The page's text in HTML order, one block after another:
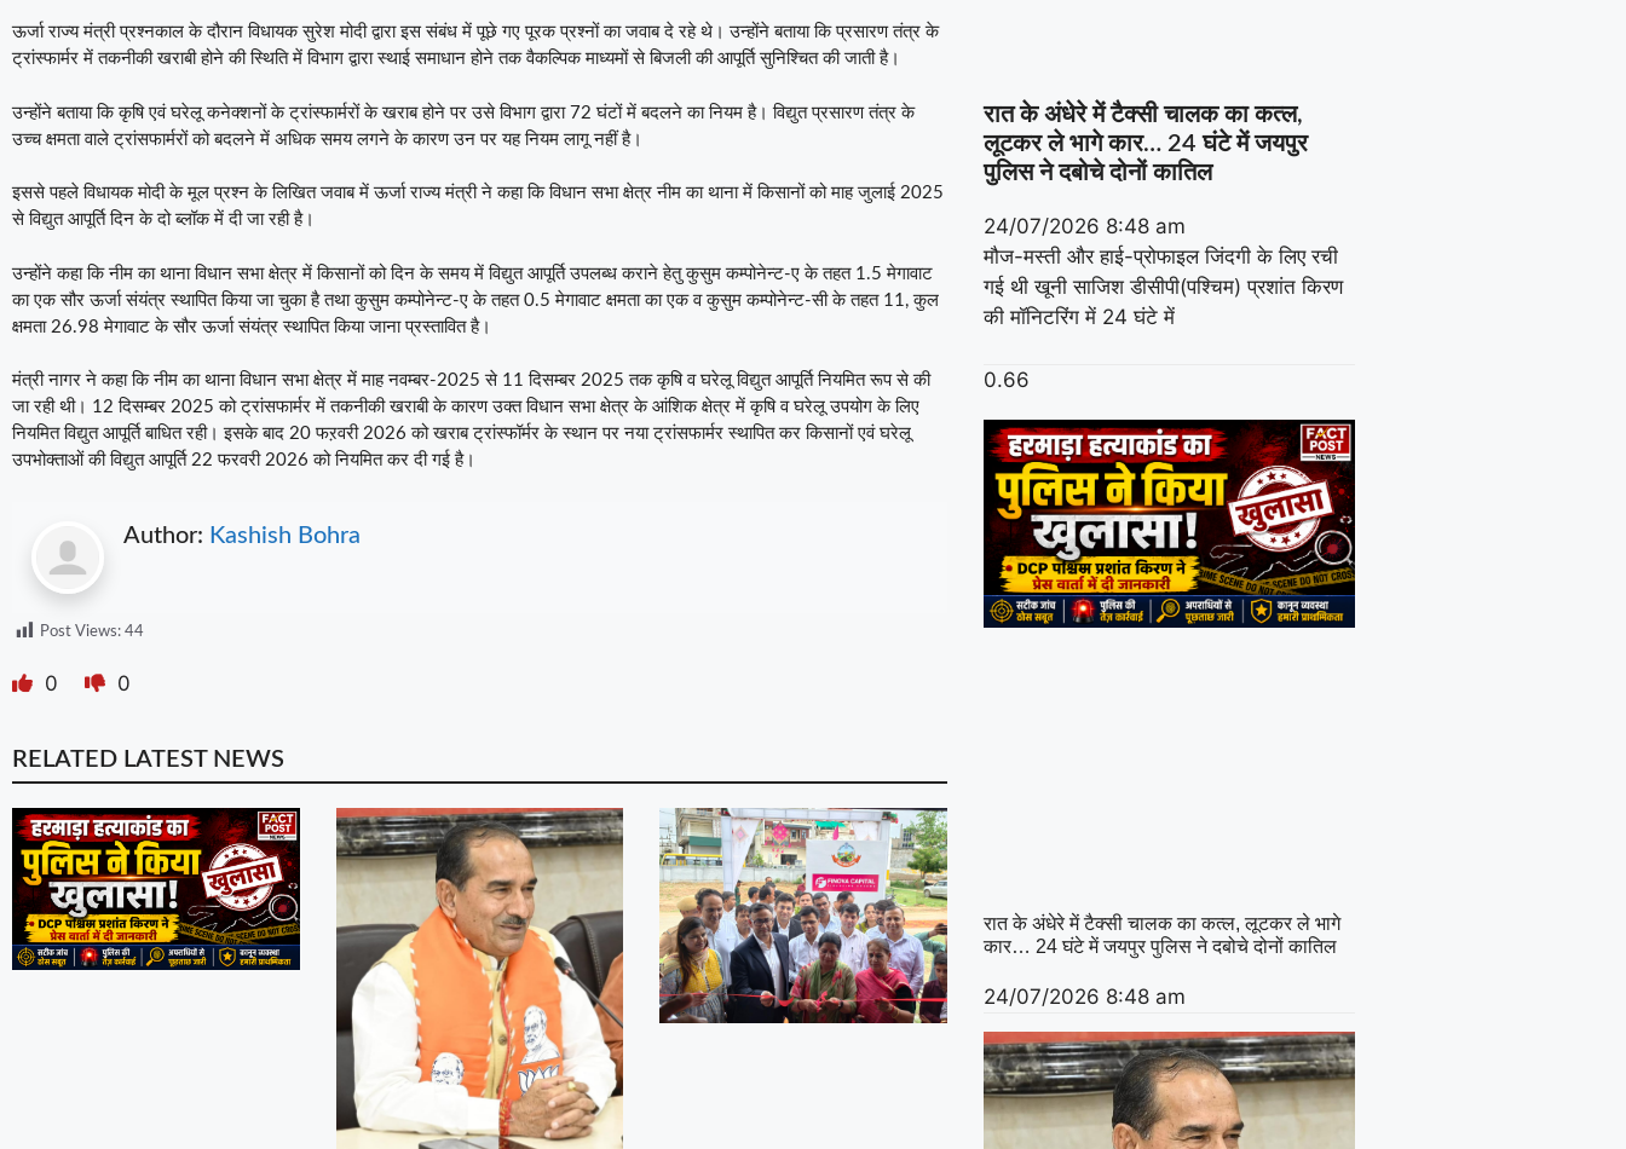
ऊर्जा राज्य मंत्री प्रश्नकाल के दौरान विधायक सुरेश मोदी द्वारा इस संबंध में पूछे गए पूरक प्रश्नों का जवाब दे रहे थे। उन्होंने बताया कि प्रसारण तंत्र के
ट्रांस्फार्मर में तकनीकी खराबी होने की स्थिति में विभाग द्वारा स्थाई समाधान होने तक वैकल्पिक माध्यमों से बिजली की आपूर्ति सुनिश्चित की जाती है।
उन्होंने बताया कि कृषि एवं घरेलू कनेक्शनों के ट्रांस्फार्मरों के खराब होने पर उसे विभाग द्वारा 72 घंटों में बदलने का नियम है। विद्युत प्रसारण तंत्र के
उच्च क्षमता वाले ट्रांसफार्मरों को बदलने में अधिक समय लगने के कारण उन पर यह नियम लागू नहीं है।
इससे पहले विधायक मोदी के मूल प्रश्न के लिखित जवाब में ऊर्जा राज्य मंत्री ने कहा कि विधान सभा क्षेत्र नीम का थाना में किसानों को माह जुलाई 2025
से विद्युत आपूर्ति दिन के दो ब्‍लॉक में दी जा रही है।
उन्होंने कहा कि नीम का थाना विधान सभा क्षेत्र में किसानों को दिन के समय में विद्युत आपूर्ति उपलब्ध कराने हेतु कुसुम कम्पोनेन्ट-ए के तहत 1.5 मेगावाट
का एक सौर ऊर्जा संयंत्र स्थापित किया जा चुका है तथा कुसुम कम्पोनेन्ट-ए के तहत 0.5 मेगावाट क्षमता का एक व कुसुम कम्पोनेन्ट-सी के तहत 11, कुल
क्षमता 26.98 मेगावाट के सौर ऊर्जा संयंत्र स्थापित किया जाना प्रस्तावित है।
मंत्री नागर ने कहा कि नीम का थाना विधान सभा क्षेत्र में माह नवम्बर-2025 से 11 दिसम्बर 2025 तक कृषि व घरेलू विद्युत आपूर्ति नियमित रूप से की
जा रही थी। 12 दिसम्बर 2025 को ट्रांसफार्मर में तकनीकी खराबी के कारण उक्त विधान सभा क्षेत्र के आंशिक क्षेत्र में कृषि व घरेलू उपयोग के लिए
नियमित विद्युत आपूर्ति बाधित रही। इसके बाद 20 फऱवरी 2026 को खराब ट्रांस्फॉर्मर के स्थान पर नया ट्रांसफार्मर स्‍थापित कर किसानों एवं घरेलू
उपभोक्ताओं की विद्युत आपूर्ति 22 फरवरी 2026 को नियमित कर दी गई है।
Author: Kashish Bohra
Post Views: 44
0 0
RELATED LATEST NEWS
रात के अंधेरे में टैक्सी चालक का कत्ल,
लूटकर ले भागे कार… 24 घंटे में जयपुर
पुलिस ने दबोचे दोनों कातिल
24/07/2026 8:48 am
मौज-मस्ती और हाई-प्रोफाइल जिंदगी के लिए रची
गई थी खूनी साजिश डीसीपी(पश्चिम) प्रशांत किरण
की मॉनिटरिंग में 24 घंटे में
रात के अंधेरे में टैक्सी चालक का कत्ल, लूटकर ले भागे
कार… 24 घंटे में जयपुर पुलिस ने दबोचे दोनों कातिल
24/07/2026 8:48 am